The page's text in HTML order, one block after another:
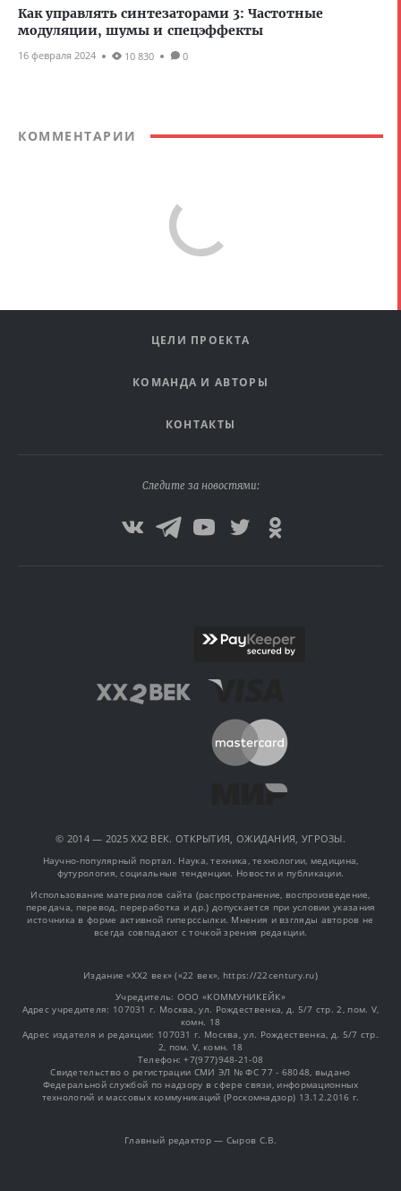
Как управлять синтезаторами 3: Частотные
модуляции, шумы и спецэффекты
16 февраля 2024 10 830 0
КОММЕНТАРИИ
ЦЕЛИ ПРОЕКТА
КОМАНДА И АВТОРЫ
КОНТАКТЫ
Следите за новостями:
© 2014 — 2025 XX2 ВЕК. ОТКРЫТИЯ, ОЖИДАНИЯ, УГРОЗЫ.
Научно-популярный портал. Наука, техника, технологии, медицина,
футурология, социальные тенденции. Новости и публикации.
Использование материалов сайта (распространение, воспроизведение,
передача, перевод, переработка и др.) допускается при условии указания
источника в форме активной гиперссылки. Мнения и взгляды авторов не
всегда совпадают с точкой зрения редакции.
Издание «XX2 век» («22 век», https://22century.ru)
Учредитель: OOO «КОММУНИКЕЙК»
Адрес учредителя: 107031 г. Москва, ул. Рождественка, д. 5/7 стр. 2, пом. V,
комн. 18
Адрес издателя и редакции: 107031 г. Москва, ул. Рождественка, д. 5/7 стр.
2, пом. V, комн. 18
Телефон: +7(977)948-21-08
Свидетельство о регистрации СМИ ЭЛ № ФС 77 - 68048, выдано
Федеральной службой по надзору в сфере связи, информационных
технологий и массовых коммуникаций (Роскомнадзор) 13.12.2016 г.
Главный редактор — Сыров С.В.